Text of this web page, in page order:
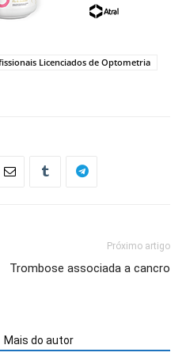
Licenciados de Optometria
Próximo artigo
Trombose associada a cancro
Mais do autor